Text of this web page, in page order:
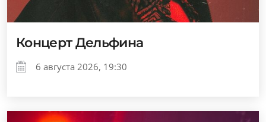
Концерт Дельфина
6 августа 2026, 19:30